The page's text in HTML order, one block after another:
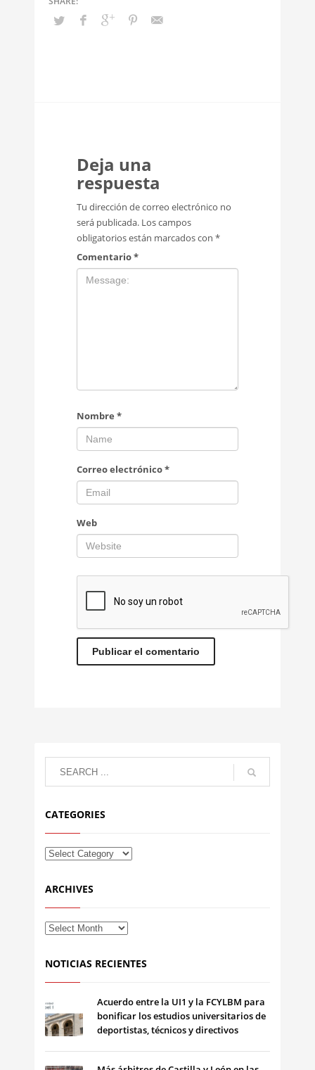
Deja una
respuesta
Tu dirección de correo electrónico no
será publicada. Los campos
obligatorios están marcados con *
Comentario*
Nombre *
Correo electrónico*
Web
CATEGORIES
ARCHIVES
NOTICIAS RECIENTES
Acuerdo entre la UI1 y la FCYLBM para
bonificar los estudios universitarios de
deportistas, técnicos y directivos